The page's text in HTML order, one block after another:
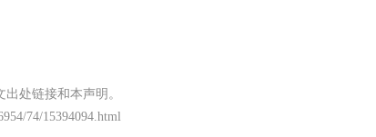
处链接和本声明。
74/15394094.html